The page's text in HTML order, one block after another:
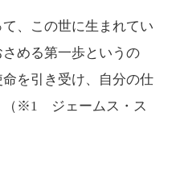
て、この世に生まれてい
める第一歩というの
を引き受け、自分の仕
（※1 ジェームス・ス